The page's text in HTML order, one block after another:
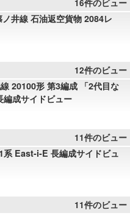
16件のビュー
井線 石油返空貨物 2084レ
12件のビュー
20100形 第3編成 「2代目な
編成サイドビュー
11件のビュー
系 East-i-E 長編成サイドビュ
11件のビュー